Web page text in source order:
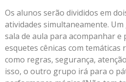
Os alunos serão divididos em
atividades simultaneamente.
sala de aula para acompanhar
esquetes cênicas com
como regras, segurança,
isso, o outro grupo irá para o